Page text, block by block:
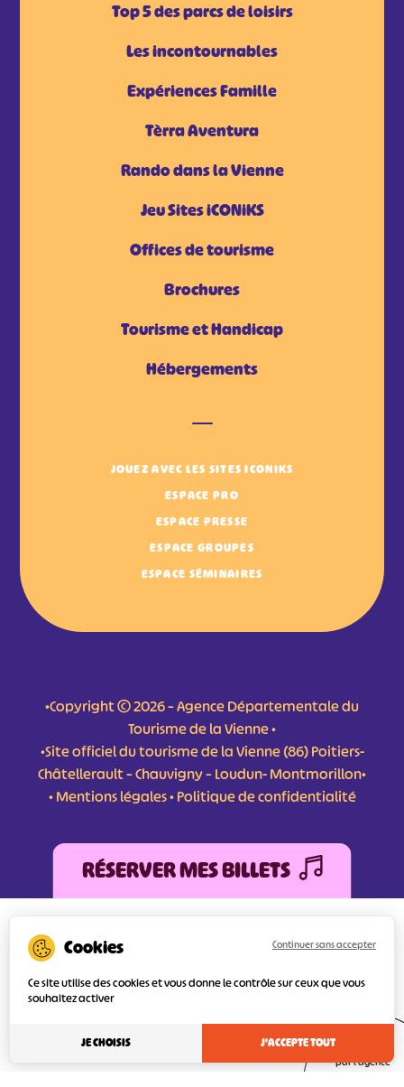
Top 5 des parcs de loisirs
Les incontournables
Expériences Famille
Tèrra Aventura
Rando dans la Vienne
Jeu Sites iCONiKS
Offices de tourisme
Brochures
Tourisme et Handicap
Hébergements
JOUEZ AVEC LES SITES ICONIKS
ESPACE PRO
ESPACE PRESSE
ESPACE GROUPES
ESPACE SÉMINAIRES
•Copyright © 2026 – Agence Départementale du
Tourisme de la Vienne •
•Site officiel du tourisme de la Vienne (86) Poitiers-
Châtellerault – Chauvigny – Loudun- Montmorillon•
•Mentions légales•Politique de confidentialité
RÉSERVER MES BILLETS
l’Europe au titre du FEDER (Fonds Européen de développement Régional) pour
l’amélioration et la structuration des services numériques pour une meilleure
d’orienter au mieux le visiteur.
par l'agence
Ce site utilise des cookies et vous donne le contrôle sur ceux que vous
souhaitez activer
J'ACCEPTE TOUT
Continuer sans accepter
JE CHOISIS